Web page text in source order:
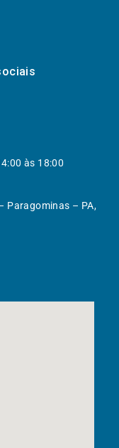
às 18:00
Paragominas – PA,